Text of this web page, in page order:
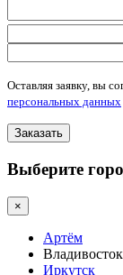
Оставляя заявку, вы
персональных данных
Заказать
Выберите
×
Артём
Владивосток
Иркутск